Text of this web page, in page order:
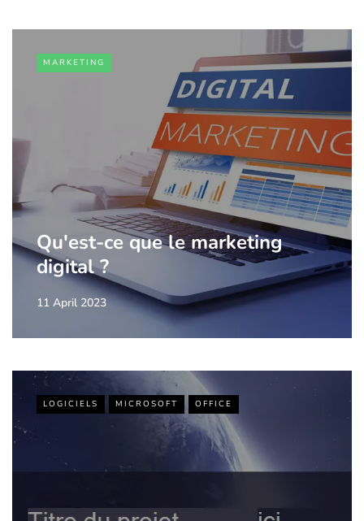
MARKETING
Qu'est-ce que le marketing
digital ?
11 April 2023
LOGICIELS MICROSOFT OFFICE